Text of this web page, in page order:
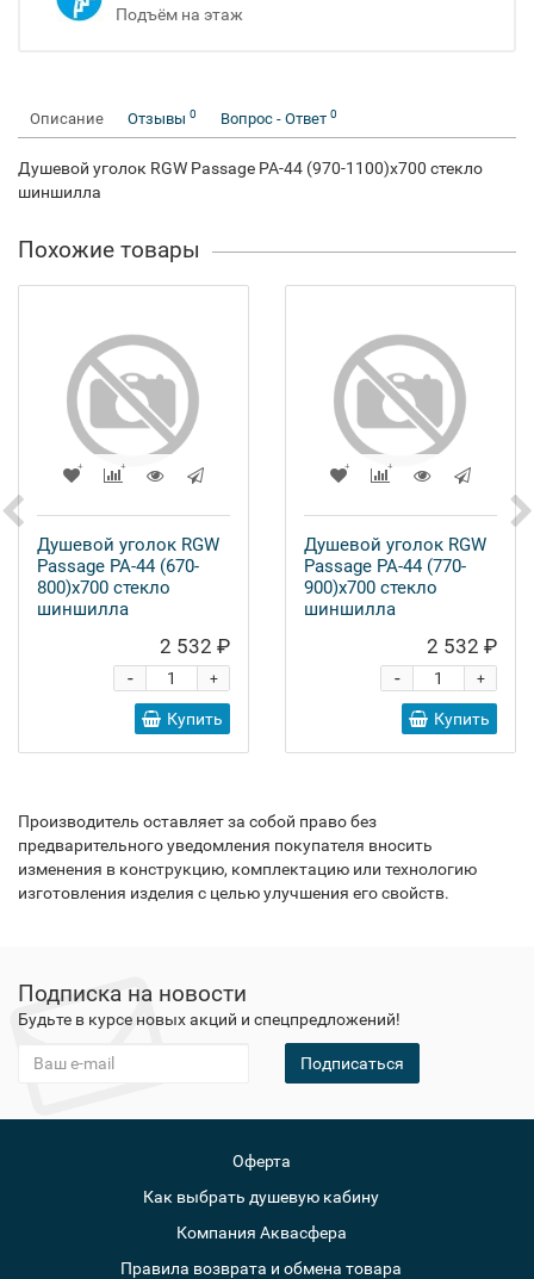
Подъём на этаж
Описание Отзывы 0 Вопрос - Ответ 0
Душевой уголок RGW Passage PA-44 (970-1100)х700 стекло
шиншилла
Похожие товары
Душевой уголок RGW
Passage PA-44 (670-
800)х700 стекло
шиншилла
2 532 ₽
+
-
Купить
Душевой уголок RGW
Passage PA-44 (770-
900)х700 стекло
шиншилла
2 532 ₽
+
-
Купить
Производитель оставляет за собой право без
предварительного уведомления покупателя вносить
изменения в конструкцию, комплектацию или технологию
изготовления изделия с целью улучшения его свойств.
Подписка на новости
Будьте в курсе новых акций и спецпредложений!
Подписаться
Оферта
Как выбрать душевую кабину
Компания Аквасфера
Правила возврата и обмена товара